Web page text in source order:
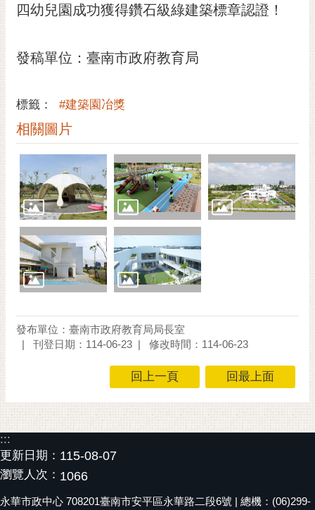
網
料
宣
告
市
交
通
位
置
四幼兒園成功獲得鑽石級綠建築標章認證！
發稿單位：臺南市政府教育局
標籤： #建築園冶獎
相關圖片
發布單位：臺南市政府教育局局長室
刊登日期：114-06-23
修改時間：114-06-23
回上一頁 回最上面
:::
更新日期： 115-08-07
瀏覽人次： 1066
永華市政中心 708201臺南市安平區永華路二段6號 | 總機：(06)299-